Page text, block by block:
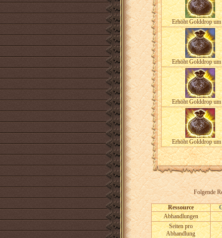
Erhöht Golddrop um
Erhöht Golddrop um
Erhöht Golddrop um
Erhöht Golddrop um
Folgende
Ressource
Abhandlungen
Seiten pro
Abhandlung